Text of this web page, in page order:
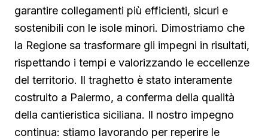
garantire collegamenti più efficienti, sicuri e
sostenibili con le isole minori. Dimostriamo che
la Regione sa trasformare gli impegni in risultati,
rispettando i tempi e valorizzando le eccellenze
del territorio. Il traghetto è stato interamente
costruito a Palermo, a conferma della qualità
della cantieristica siciliana. Il nostro impegno
continua: stiamo lavorando per reperire le